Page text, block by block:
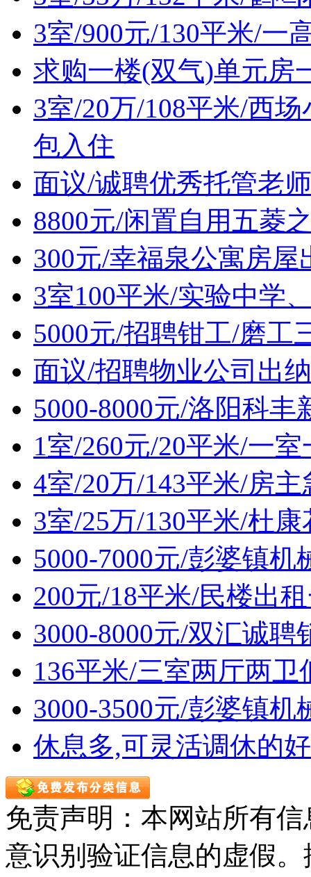
3室/900元/130平米/一
求购一楼(双气)单元房
3室/20万/108平米/西
包入住
面议/诚聘优秀托管老师
8800元/闲置自用五菱
300元/幸福泉公寓房屋
3室100平米/实验中学
5000元/招聘钳工/磨工
面议/招聘物业公司出纳
5000-8000元/洛阳科
1室/260元/20平米/一
4室/20万/143平米/房
3室/25万/130平米/杜
5000-7000元/彭婆镇
200元/18平米/民楼出
3000-8000元/双汇诚聘
136平米/三室两厅两卫
3000-3500元/彭婆镇
休息多,可灵活调休的
免责声明：本网站所有
意识别验证信息的虚假